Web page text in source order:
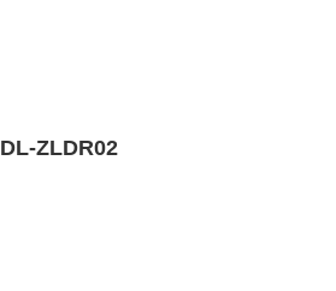
وثيقة تدريب أساسية على أجهزة التبريد DL-ZLDR02